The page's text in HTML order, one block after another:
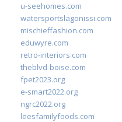
u-seehomes.com
watersportslagonissi.com
mischieffashion.com
eduwyre.com
retro-interiors.com
theblvd-boise.com
fpet2023.org
e-smart2022.org
ngrc2022.org
leesfamilyfoods.com